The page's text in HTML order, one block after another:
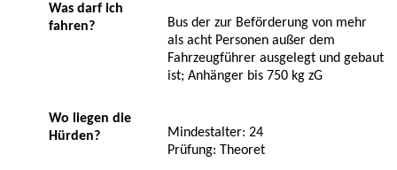
Was darf ich
fahren?
Bus der zur Beförderung von mehr
als acht Personen außer dem
Fahrzeugführer ausgelegt und gebaut
ist; Anhänger bis 750 kg zG
Wo liegen die
Hürden?
Mindestalter: 24
Prüfung: Theoret